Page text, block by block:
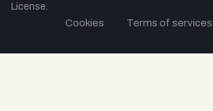
License.
Cookies Terms of services